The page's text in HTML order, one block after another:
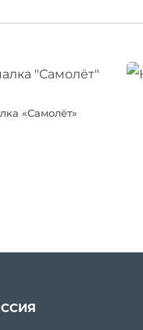
«Самолёт»